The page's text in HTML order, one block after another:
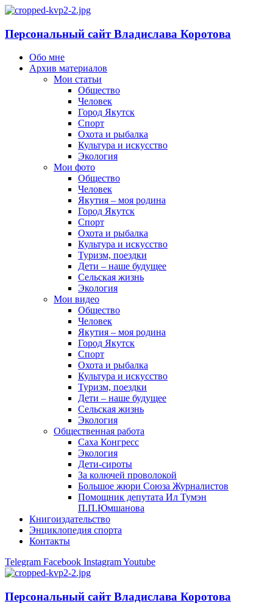
Персональный сайт Владислава Коротова
Обо мне
Архив материалов
Мои статьи
Общество
Человек
Город Якутск
Спорт
Охота и рыбалка
Культура и искусство
Экология
Мои фото
Общество
Человек
Якутия – моя родина
Город Якутск
Спорт
Охота и рыбалка
Культура и искусство
Туризм, поездки
Дети – наше будущее
Сельская жизнь
Экология
Мои видео
Общество
Человек
Якутия – моя родина
Город Якутск
Спорт
Охота и рыбалка
Культура и искусство
Туризм, поездки
Дети – наше будущее
Сельская жизнь
Экология
Общественная работа
Саха Конгресс
Экология
Дети-сироты
За колючей проволокой
Большое жюри Союза Журналистов
Помощник депутата Ил Тумэн
П.П.Юмшанова
Книгоиздательство
Энциклопедия спорта
Контакты
Telegram Facebook InstagramYoutube
Персональный сайт Владислава Коротова